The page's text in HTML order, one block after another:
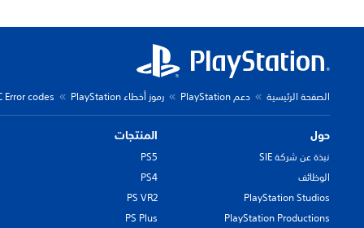
الصفحة الرئيسية دعم PlayStation رموز أخطاء PlayStation Error codes
حول
نبذة عن شركة SIE
الوظائف
PlayStation Studios
PlayStation Productions
المنتجات
PS5
PS4
PS VR2
PS Plus